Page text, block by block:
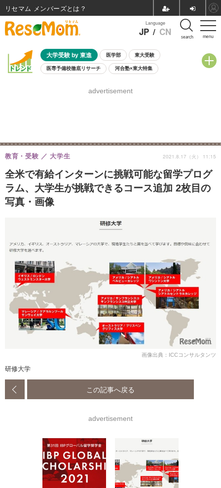
menu
Language
JP / CN search
大学受験 by 東進 医学部 東大受験
医専予備校徹底リサーチ 河合塾×東大特集
8月開催学校説明会・相談会
advertisement
全米で有給インターンに挑戦可能な留学プログ
ラム、大学生が挑戦できるコース追加 2枚目の
写真・画像
教育・受験 大学生 2021.8.17（火） 11:15
画像出典：ICCコンサルタンツ
研修大学
この記事へ戻る
advertisement
リセマム メンバーズ